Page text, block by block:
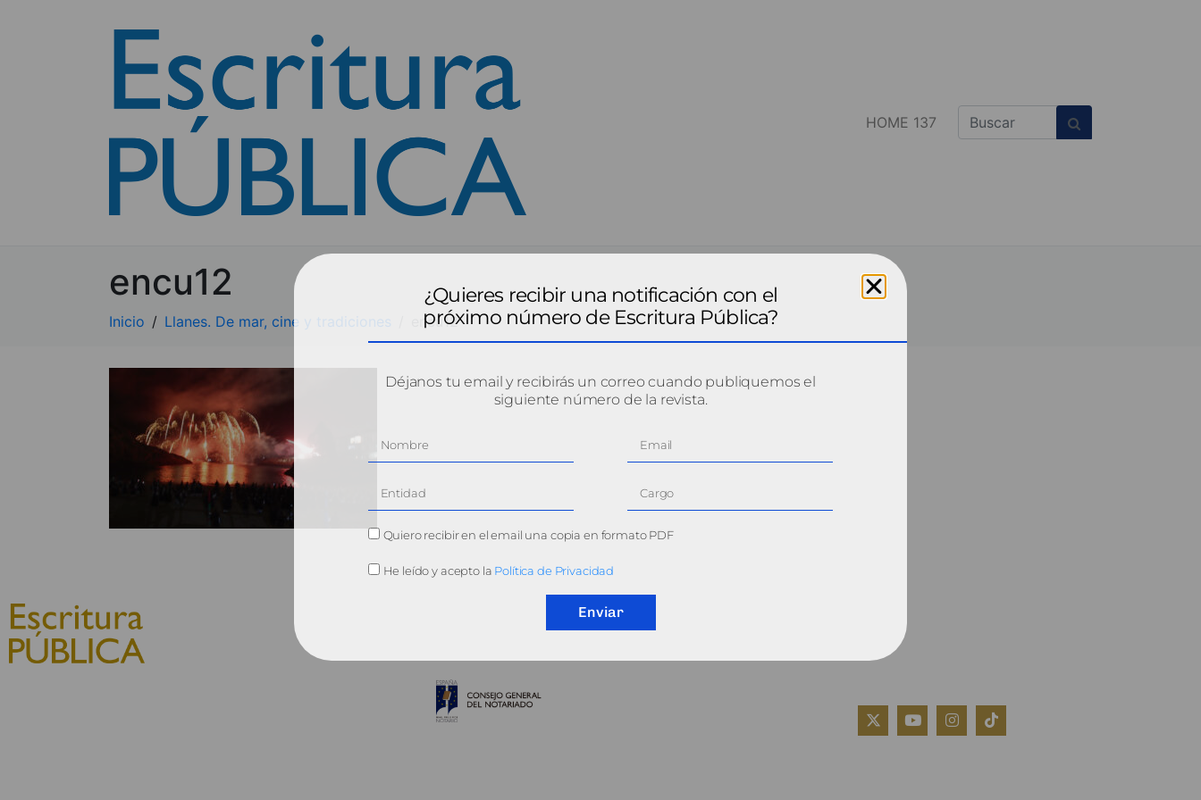
HOME 137
encu12
Inicio Llanes. De mar, cine y tradiciones encu12
POLÍTICA DE COOKIES
¿Quieres recibir una notificación con el
próximo número de Escritura Pública?
Déjanos tu email y recibirás un correo cuando publiquemos el
siguiente número de la revista.
Quiero recibir en el email una copia en formato PDF
He leído y acepto la Política de Privacidad
Enviar